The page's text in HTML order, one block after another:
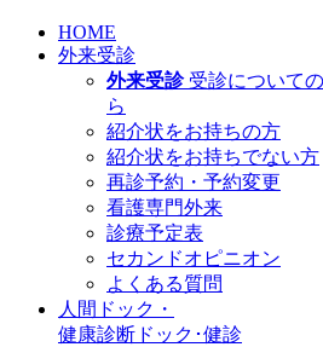
HOME
外来受診
外来受診 受診について
ら
紹介状をお持ちの方
紹介状をお持ちでない方
再診予約・予約変更
看護専門外来
診療予定表
セカンドオピニオン
よくある質問
人間ドック・
健康診断 ドック･健診